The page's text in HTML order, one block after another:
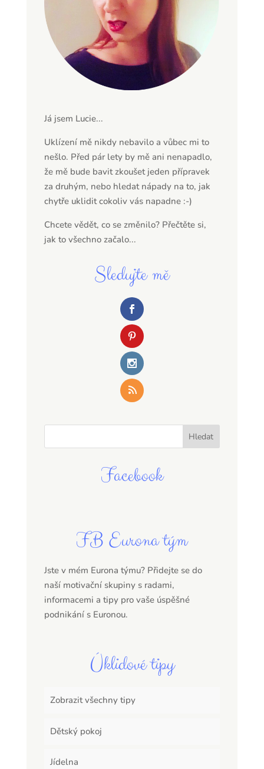
Já jsem Lucie...
Uklízení mě nikdy nebavilo a vůbec mi to
nešlo. Před pár lety by mě ani nenapadlo,
že mě bude bavit zkoušet jeden přípravek
za druhým, nebo hledat nápady na to, jak
chytře uklidit cokoliv vás napadne :-)
Chcete vědět, co se změnilo? Přečtěte si,
jak to všechno začalo...
Sledujte mě
Facebook
FB Eurona tým
Jste v mém Eurona týmu? Přidejte se do
naší motivační skupiny s radami,
informacemi a tipy pro vaše úspěšné
podnikání s Euronou.
Úklidové tipy
Zobrazit všechny tipy
Dětský pokoj
Jídelna